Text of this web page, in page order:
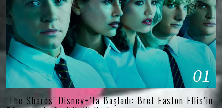
01
‘The Shards’ Disney+’ta Başladı: Bret Easton Ellis’in